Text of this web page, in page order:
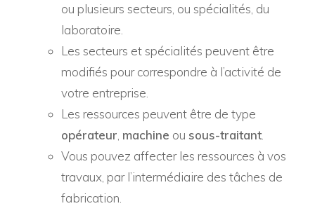
ou plusieurs secteurs, ou spécialités, du
laboratoire.
Les secteurs et spécialités peuvent être
modifiés pour correspondre à l’activité de
votre entreprise.
Les ressources peuvent être de type
opérateur machine ou sous-traitant.
Vous pouvez affecter les ressources à vos
travaux, par l’intermédiaire des tâches de
fabrication.